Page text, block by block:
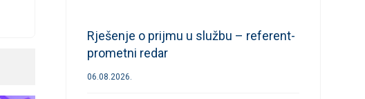
Rješenje o prijmu u službu – referent-
prometni redar
06.08.2026.